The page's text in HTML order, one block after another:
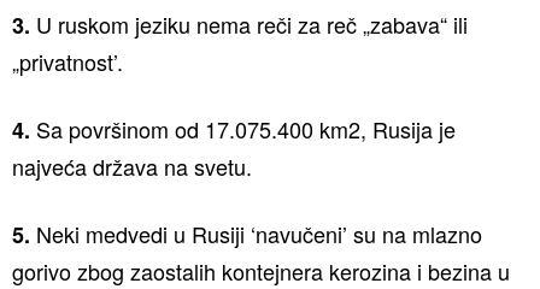
3. U ruskom jeziku nema reči za reč „zabava“ ili
„privatnost’.
4. Sa površinom od 17.075.400 km2, Rusija je
najveća država na svetu.
5. Neki medvedi u Rusiji ‘navučeni’ su na mlazno
gorivo zbog zaostalih kontejnera kerozina i bezina u